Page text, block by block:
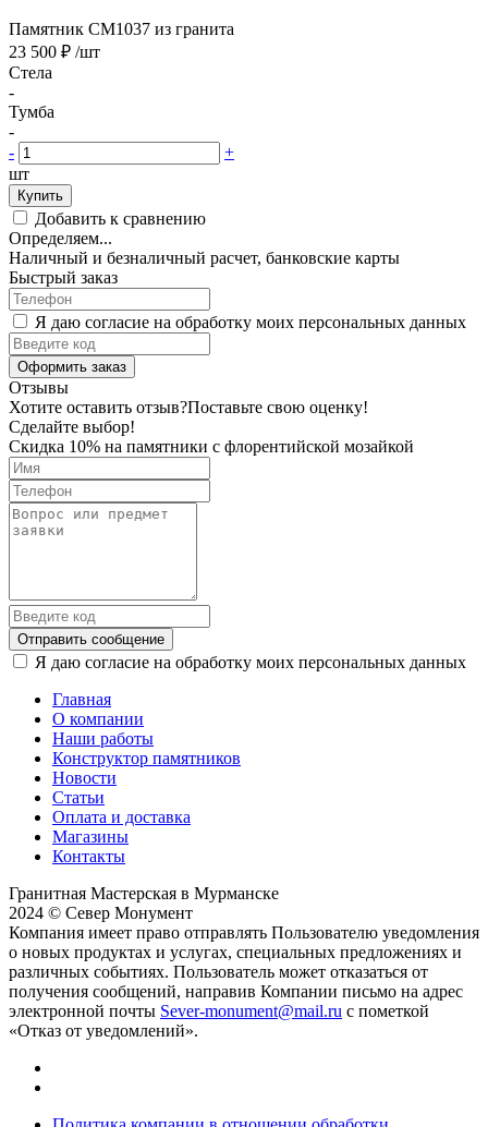
Памятник CM1037 из гранита
23 500 ₽ /шт
Стела
-
Тумба
-
-
+
шт
Купить
Добавить к сравнению
Определяем...
Наличный и безналичный расчет, банковские карты
Быстрый заказ
Я даю согласие на обработку моих персональных данных
Оформить заказ
Отзывы
Хотите оставить отзыв?Поставьте свою оценку!
Сделайте выбор!
Скидка 10% на памятники с флорентийской мозайкой
Отправить сообщение
Я даю согласие на обработку моих персональных данных
Главная
О компании
Наши работы
Конструктор памятников
Новости
Статьи
Оплата и доставка
Магазины
Контакты
Гранитная Мастерская в Мурманске
2024 © Север Монумент
Компания имеет право отправлять Пользователю уведомления
о новых продуктах и услугах, специальных предложениях и
различных событиях. Пользователь может отказаться от
получения сообщений, направив Компании письмо на адрес
электронной почты Sever-monument@mail.ru с пометкой
«Отказ от уведомлений».